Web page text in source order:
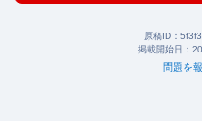
原稿ID：
掲載開始日：
問題を